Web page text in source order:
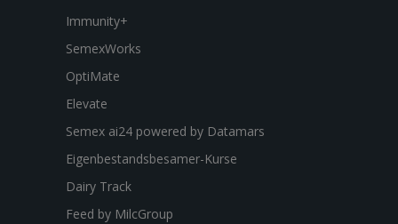
Immunity+
SemexWorks
OptiMate
Elevate
Semex ai24 powered by Datamars
Eigenbestandsbesamer-Kurse
Dairy Track
Feed by MilcGroup